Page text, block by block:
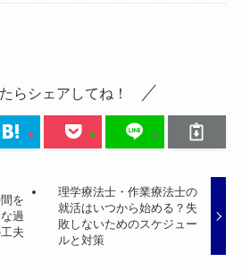
らシェアしてね！
を
過
夫
理学療法士・作業療法士の
就活はいつから始める？失
敗しないためのスケジュー
ルと対策